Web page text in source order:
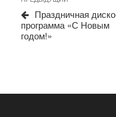
по
записям
записьПраздничная
программа «С Новым
годом!»